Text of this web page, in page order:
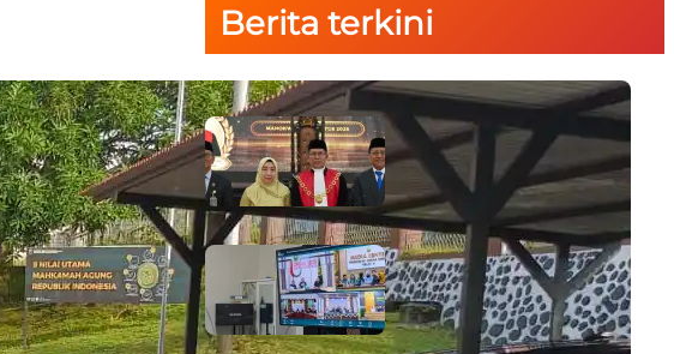
Berita terkini
PTA Papua Barat Hadiri Pelantikan
WKPT Papua Barat
6 August 2026
Rapat Berkala Umum serta Monev
Kinerja Kepaniteraan Pengadilan
Agama Sewilayah Hukum PTA
Papua Barat Bulan Agustus